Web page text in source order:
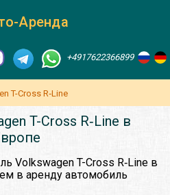
Аренда
+4917622366899
T-Cross R‑Line
T-Cross R‑Line в
Volkswagen T-Cross R‑Line в
в аренду автомобиль